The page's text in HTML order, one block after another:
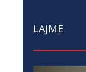
LAJME